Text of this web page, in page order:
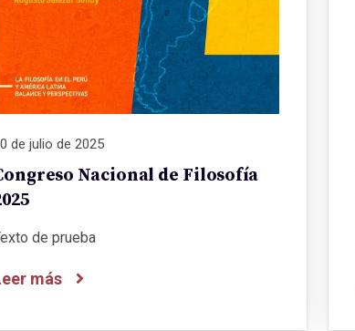
de julio de 2025
Nacional de Filosofía
de prueba
más